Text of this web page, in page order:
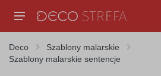
Deco
Szablony malarskie
Szablony malarskie sentencje